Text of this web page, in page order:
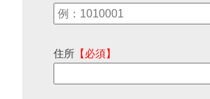
住所 【必須】